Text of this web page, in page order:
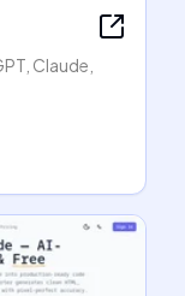
Claude,